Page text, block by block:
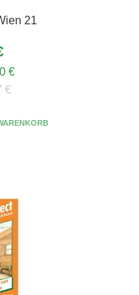
21
€
€